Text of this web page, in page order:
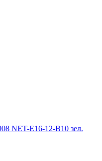
NET-E16-12-B10 зел.